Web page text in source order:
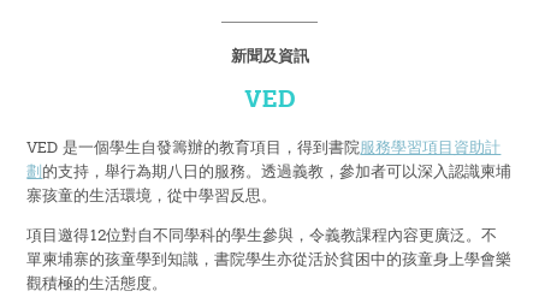
書院成員
聯絡我們
新聞及資訊
VED
VED 是一個學生自發籌辦的教育項目，得到書院服務學習項目資助計
劃 的支持，舉行為期八日的服務。透過義教，參加者可以深入認識柬埔
寨孩童的生活環境，從中學習反思。
項目邀得12位對自不同學科的學生參與，令義教課程內容更廣泛。不
單柬埔寨的孩童學到知識，書院學生亦從活於貧困中的孩童身上學會樂
觀積極的生活態度。